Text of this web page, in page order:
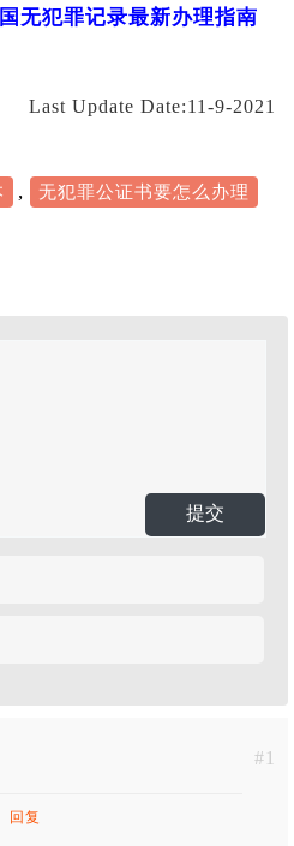
无犯罪记录最新办理指南
Last Update Date:11-9-2021
, 无犯罪公证书要怎么办理
提交
#1
回复